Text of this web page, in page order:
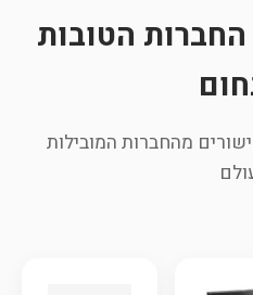
הטובות
מהחברות המובילות